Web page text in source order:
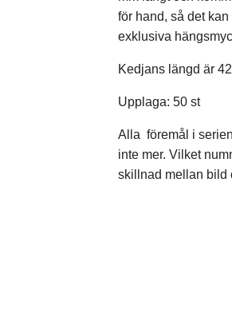
för hand, så det
exklusiva
Kedjans längd är
Upplaga: 50 st
Alla föremål i
inte mer. Vilket
skillnad mellan bild